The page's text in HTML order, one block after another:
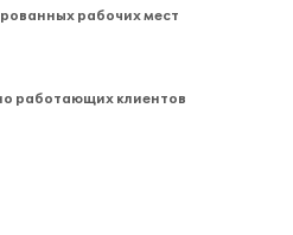
рабочих мест
работающих клиентов